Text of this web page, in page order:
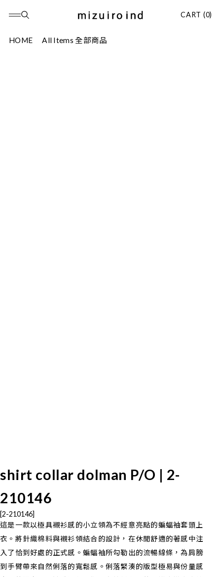
CART (0)
HOME All Items 全部商品
shirt collar dolman P/O | 2-
210146
[2-210146]
這是一款以極具襯衫感的小立領為不經意亮點的蝙蝠袖套頭上
衣。將針織棉料與襯衫領結合的設計，在休閒舒適的著感中注
入了恰到好處的正式感。蝙蝠袖所勾勒出的流暢線條，為肩膀
到手臂帶來自然俐落的寬鬆感。俐落緊湊的版型極易與份量感